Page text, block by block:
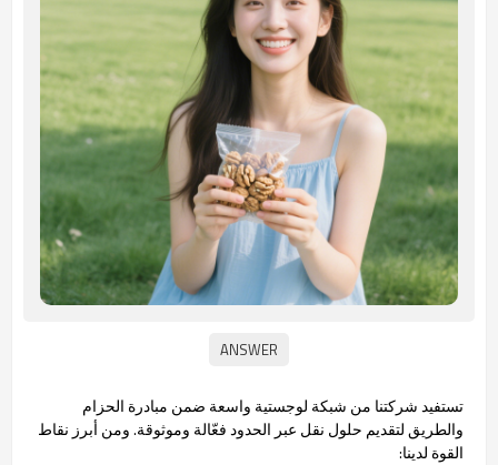
تستفيد شركتنا من شبكة لوجستية واسعة ضمن مبادرة الحزام
والطريق لتقديم حلول نقل عبر الحدود فعّالة وموثوقة. ومن أبرز نقاط
القوة لدينا: